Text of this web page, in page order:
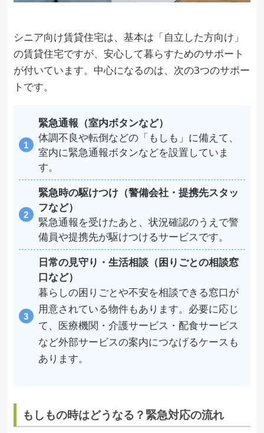
シニア向け賃貸住宅は、基本は「自立した方向け」
の賃貸住宅ですが、安心して暮らすためのサポート
が付いています。中心になるのは、次の3つのサポー
トです。
緊急通報（室内ボタンなど）
体調不良や転倒などの「もしも」に備えて、
室内に緊急通報ボタンなどを設置していま
す。
緊急時の駆けつけ（警備会社・提携先スタッ
フなど）
緊急通報を受けたあと、状況確認のうえで警
備員や提携先が駆けつけるサービスです。
日常の見守り・生活相談（困りごとの相談窓
口など）
暮らしの困りごとや不安を相談できる窓口が
用意されている物件もあります。必要に応じ
て、医療機関・介護サービス・配食サービス
など外部サービスの案内につなげるケースも
あります。
もしもの時はどうなる？緊急対応の流れ